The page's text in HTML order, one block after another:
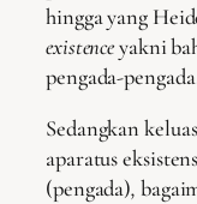
hingga yang
existenceyakni
pengada-
Sedangkan
aparatus
(pengada),